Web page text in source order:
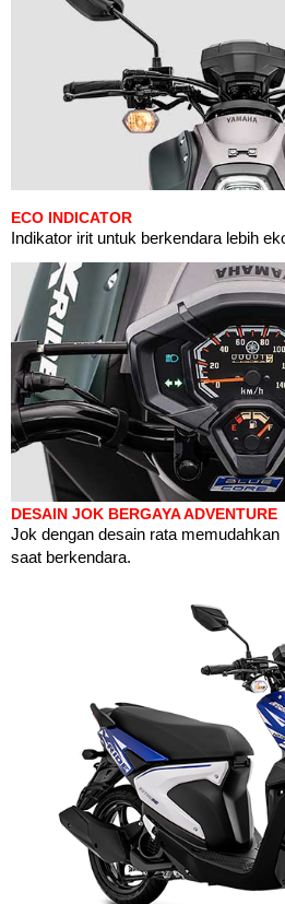
ECO INDICATOR
Indikator irit untuk berkendara lebih
DESAIN JOK BERGAYA ADVENTURE
Jok dengan desain rata
saat berkendara.